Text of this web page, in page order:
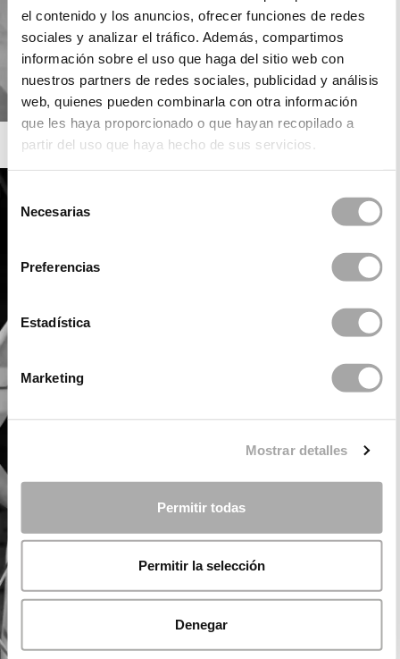
el contenido y los anuncios, ofrecer funciones de redes
sociales y analizar el tráfico. Además, compartimos
información sobre el uso que haga del sitio web con
nuestros partners de redes sociales, publicidad y análisis
web, quienes pueden combinarla con otra información
que les haya proporcionado o que hayan recopilado a
partir del uso que haya hecho de sus servicios.
Necesarias
Preferencias
Estadística
Marketing
Mostrar detalles
Permitir todas
Permitir la selección
Denegar
ROSA CLARÁ SOFT